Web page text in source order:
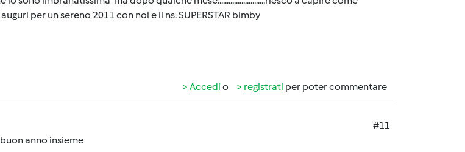
per un sereno 2011 con noi e il ns. SUPERSTAR bimby
Accedi o registrati per poter commentare
#11
anno insieme